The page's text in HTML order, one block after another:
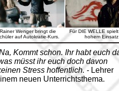
Rainer Wenger bringt die
auf Autokratie-Kurs.
Für DIE WELLE spielt
hohem
Kommt schon. Ihr habt euch
müsst ihr euch doch davon
Stress hoffentlich. - Lehrer
neuen Unterrichtsthema.